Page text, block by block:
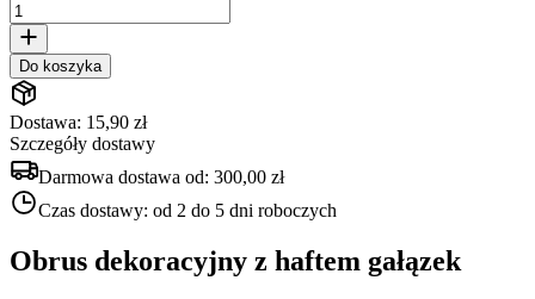
Do koszyka
Dostawa: 15,90 zł
Szczegóły dostawy
Darmowa dostawa od: 300,00 zł
Czas dostawy: od 2 do 5 dni roboczych
Obrus dekoracyjny z haftem gałązek